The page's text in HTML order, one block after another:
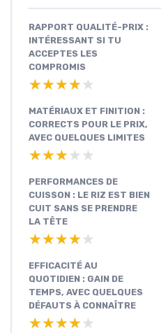
RAPPORT QUALITÉ-PRIX :
INTÉRESSANT SI TU
ACCEPTES LES
COMPROMIS
★★★★★
★★★★★
MATÉRIAUX ET FINITION :
CORRECTS POUR LE PRIX,
AVEC QUELQUES LIMITES
★★★★★
★★★★★
PERFORMANCES DE
CUISSON : LE RIZ EST BIEN
CUIT SANS SE PRENDRE
LA TÊTE
★★★★★
★★★★★
EFFICACITÉ AU
QUOTIDIEN : GAIN DE
TEMPS, AVEC QUELQUES
DÉFAUTS À CONNAÎTRE
★★★★★
★★★★★